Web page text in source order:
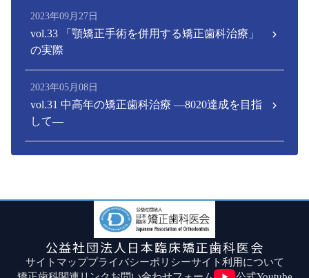
2023年09月27日
vol.33 「顎矯正手術を併用する矯正歯科治療」
の実際
2023年05月08日
vol.31 中高年の矯正歯科治療 ―8020達成を目指
して―
公益社団法人日本臨床矯正歯科医会
サイトマッププライバシーポリシーサイト利用について